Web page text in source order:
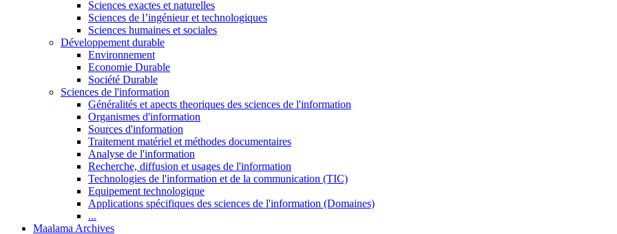
Sciences exactes et naturelles
Sciences de l’ingénieur et technologiques
Sciences humaines et sociales
Développement durable
Environnement
Economie Durable
Société Durable
Sciences de l'information
Généralités et apects theoriques des sciences de l'information
Organismes d'information
Sources d'information
Traitement matériel et méthodes documentaires
Analyse de l'information
Recherche, diffusion et usages de l'information
Technologies de l'information et de la communication (TIC)
Equipement technologique
Applications spécifiques des sciences de l'information (Domaines)
...
Maalama Archives